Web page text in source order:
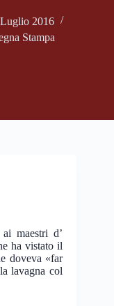
2016
Stampa
maestri d’
ha vistato il
doveva «far
lavagna col